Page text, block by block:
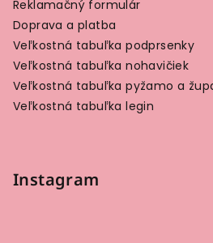
Reklamačný formulár
Doprava a platba
Veľkostná tabuľka podprsenky
Veľkostná tabuľka nohavičiek
Veľkostná tabuľka pyžamo a
Veľkostná tabuľka legin
Instagram